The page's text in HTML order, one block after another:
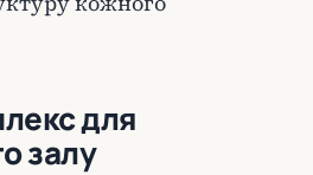
для
залу